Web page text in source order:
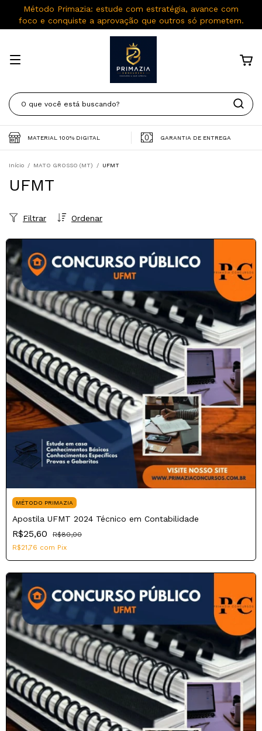
Método Primazia: estude com estratégia, avance com
foco e conquiste a aprovação que outros só prometem.
MATERIAL 100% DIGITAL GARANTIA DE ENTREGA
Início / MATO GROSSO (MT) / UFMT
UFMT
Ordenar
Filtrar
MÉTODO PRIMAZIA
Apostila UFMT 2024 Técnico em Contabilidade
R$25,60
R$80,00
R$21,76 com Pix